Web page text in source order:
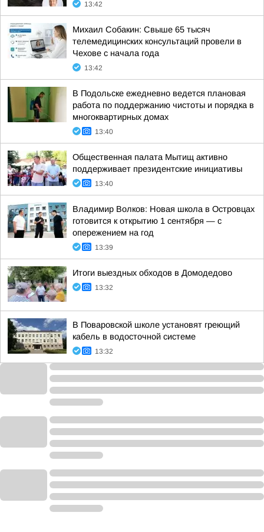
13:42
Михаил Собакин: Свыше 65 тысяч
телемедицинских консультаций провели в
Чехове с начала года
13:42
В Подольске ежедневно ведется плановая
работа по поддержанию чистоты и порядка в
многоквартирных домах
13:40
Общественная палата Мытищ активно
поддерживает президентские инициативы
13:40
Владимир Волков: Новая школа в Островцах
готовится к открытию 1 сентября — с
опережением на год
13:39
Итоги выездных обходов в Домодедово
13:32
В Поваровской школе установят греющий
кабель в водосточной системе
13:32